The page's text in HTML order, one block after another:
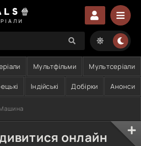
Мультфільми Мультсеріали
Індійські Добірки Анонси
онлайн